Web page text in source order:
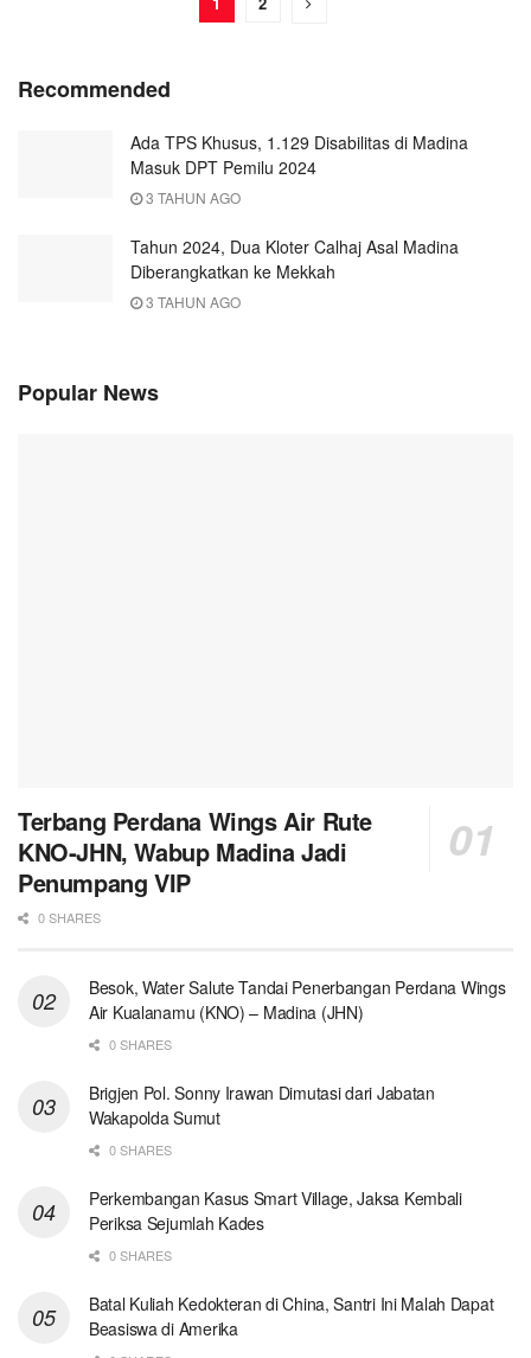
Recommended
Ada TPS Khusus, 1.129 Disabilitas di Madina
Masuk DPT Pemilu 2024
3 TAHUN AGO
Tahun 2024, Dua Kloter Calhaj Asal Madina
Diberangkatkan ke Mekkah
3 TAHUN AGO
Popular News
Terbang Perdana Wings Air Rute
KNO-JHN, Wabup Madina Jadi
Penumpang VIP
0 SHARES
Besok, Water Salute Tandai Penerbangan Perdana Wings
Air Kualanamu (KNO) – Madina (JHN)
0 SHARES
Brigjen Pol. Sonny Irawan Dimutasi dari Jabatan
Wakapolda Sumut
0 SHARES
Perkembangan Kasus Smart Village, Jaksa Kembali
Periksa Sejumlah Kades
0 SHARES
Batal Kuliah Kedokteran di China, Santri Ini Malah Dapat
Beasiswa di Amerika